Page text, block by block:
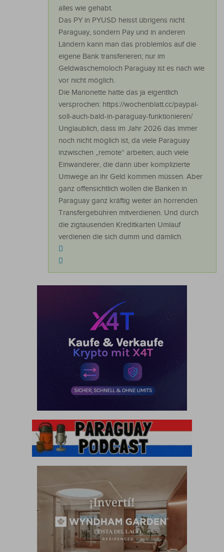
alles wie gehabt.
Das PY in PYUSD heisst übrigens nicht
Paraguay, sondern Pay und in anderen
Ländern kann man das problemlos auf die
eigene Bank transferieren; nur im
Geldwäschemoloch Paraguay ist es nach wie
vor nicht möglich.
Die Marionette hatte das ja eigentlich
versprochen: https://wochenblatt.cc/paypal-
soll-auch-bald-in-paraguay-funktionieren/
Unglaublich, dass im Jahr 2026 das immer
noch nicht möglich ist, da viele Paraguay
inzwischen „remote“ arbeiten, auch viele
Einwanderer, die dann über komplizierte
Umwege an ihr Geld kommen müssen. Aber
ganz offensichtlich wollen die Banken in
Paraguay ganz kräftig weiter an horrenden
Transfergebühren mitverdienen. Und durch
die zigtausenden Kreditkarten Umlauf
verdienen die sich dumm und dämlich.